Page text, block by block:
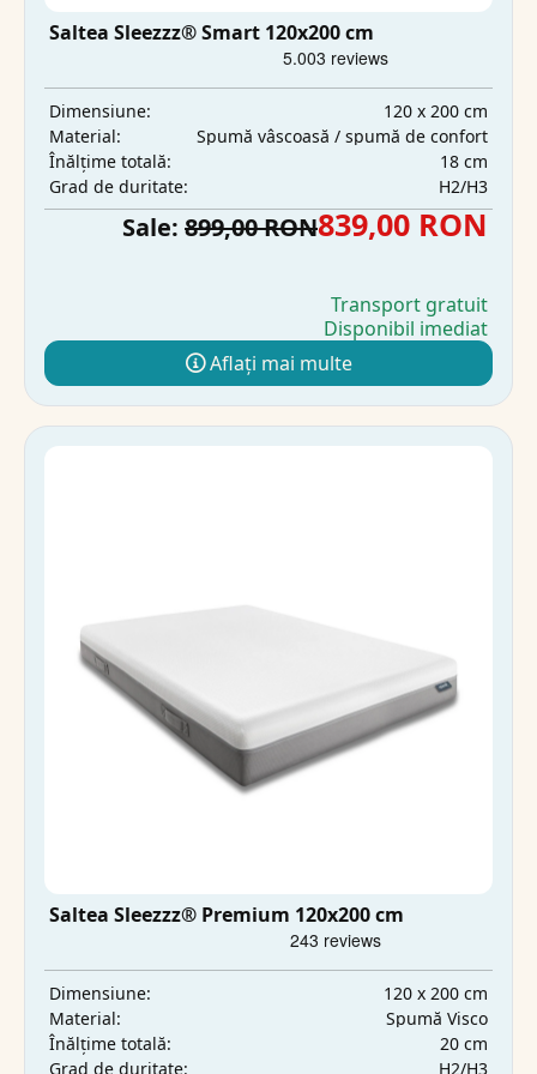
Saltea Sleezzz® Smart 120x200 cm
Dimensiune:
120 x 200 cm
Material:
Spumă vâscoasă / spumă de confort
Înălțime totală:
18 cm
Grad de duritate:
H2/H3
Sale: 899,00 RON839,00 RON
Transport gratuit
Disponibil imediat
Aflați mai multe
Saltea Sleezzz® Premium 120x200 cm
Dimensiune:
120 x 200 cm
Material:
Spumă Visco
Înălțime totală:
20 cm
Grad de duritate:
H2/H3